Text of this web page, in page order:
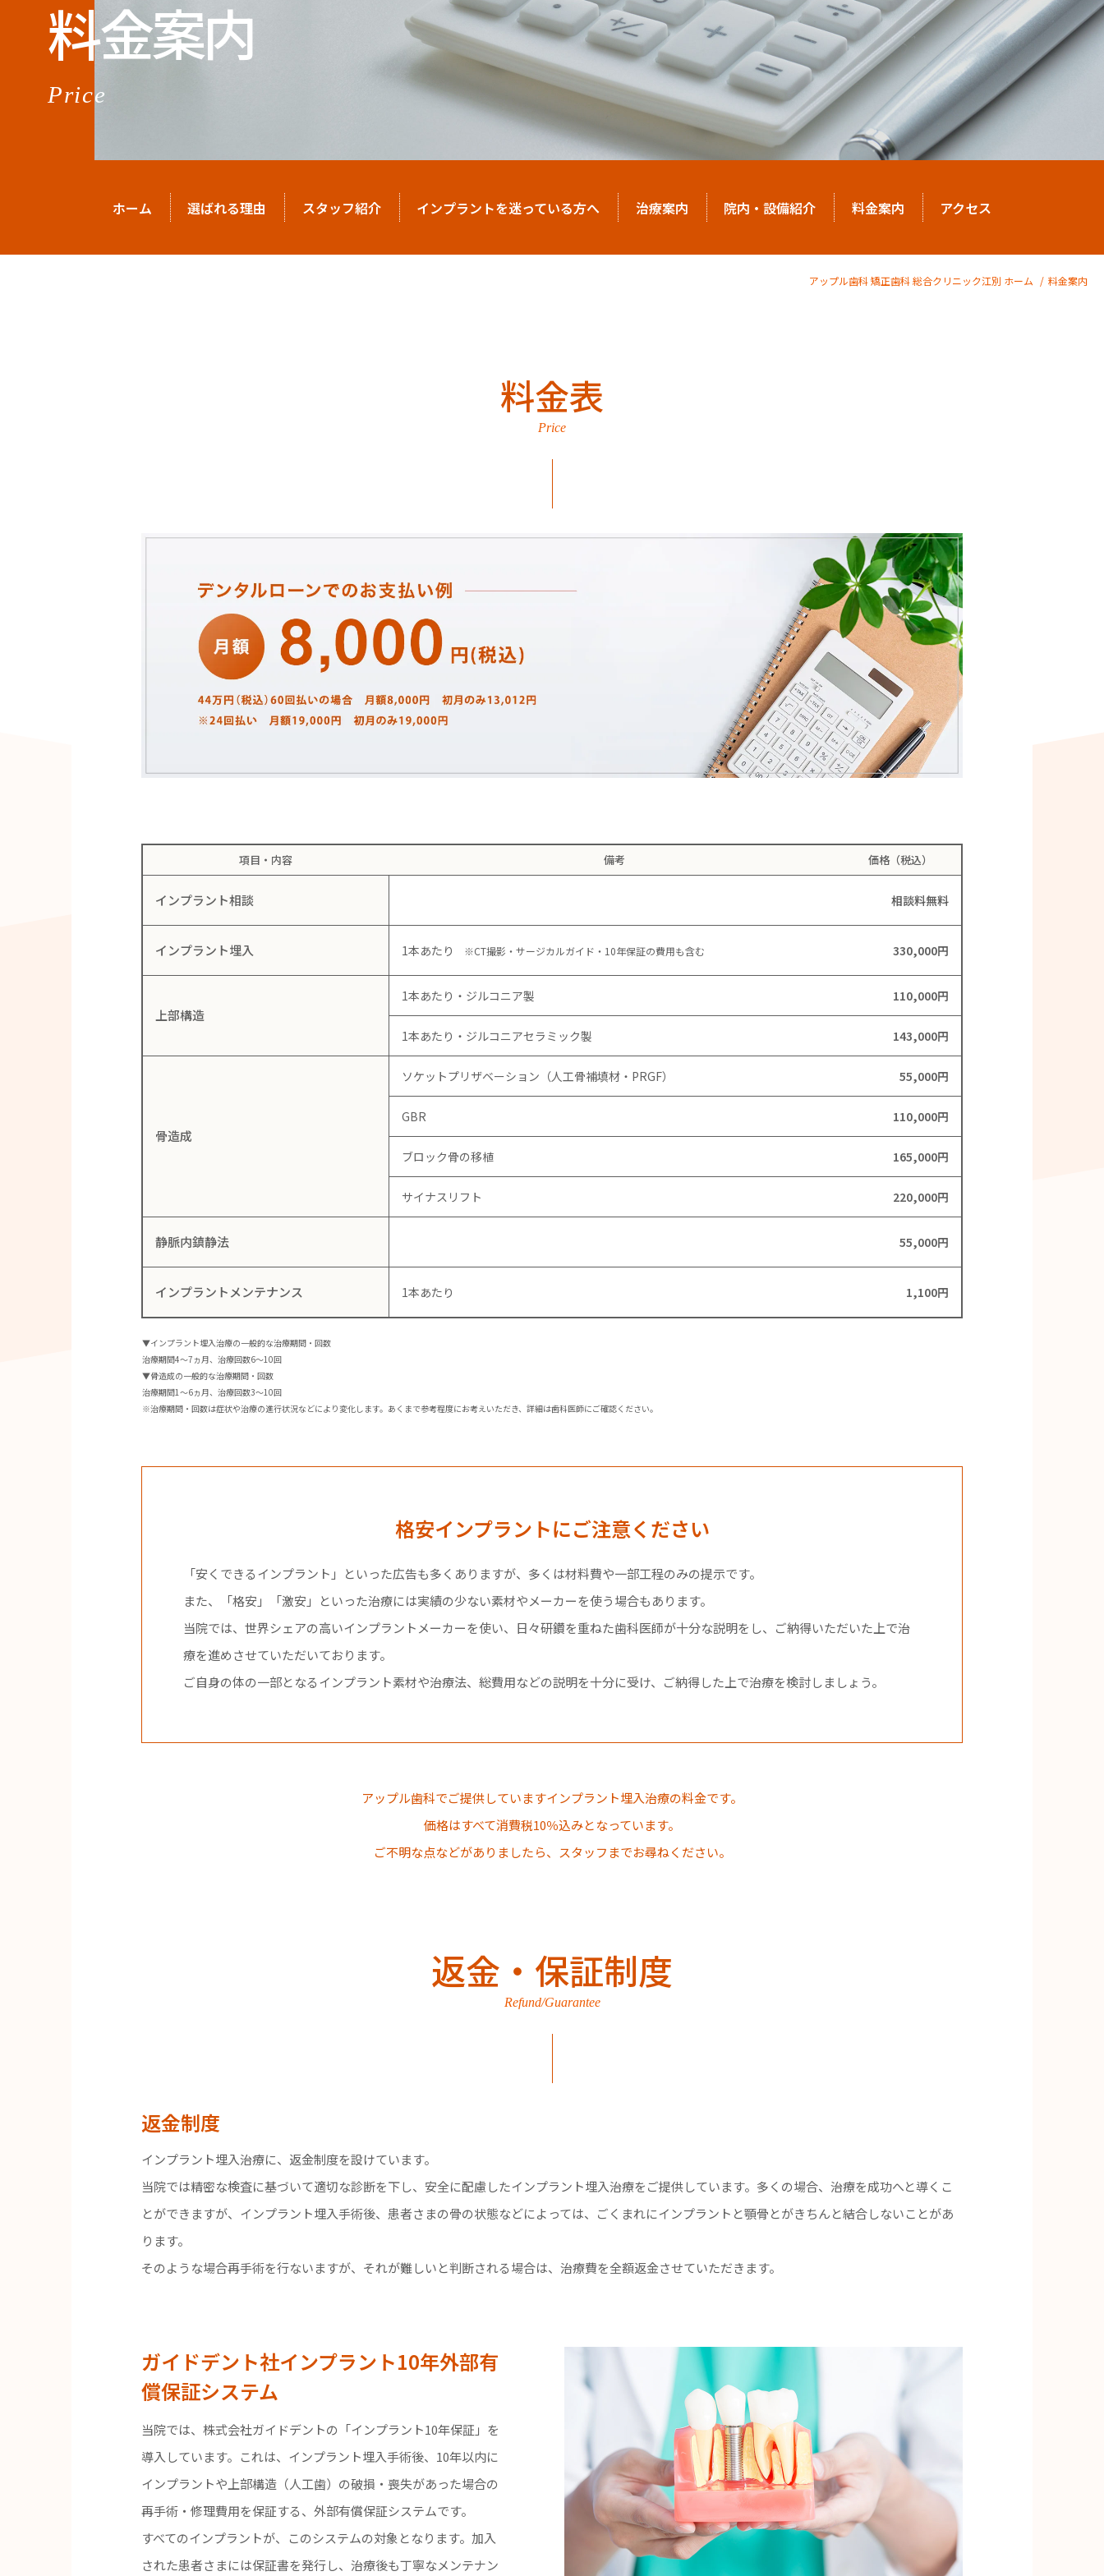
料金案内
Price
ホーム 選ばれる理由 スタッフ紹介 インプラントを迷っている方へ 治療案内 院内・設備紹介 料金案内 アクセス
アップル歯科 矯正歯科 総合クリニック江別 ホーム 料金案内
料金表
Price
項目・内容 備考 価格（税込）
インプラント相談 相談料無料
インプラント埋入 1本あたり ※CT撮影・サージカルガイド・10年保証の費用も含む 330,000円
上部構造
1本あたり・ジルコニア製 110,000円
1本あたり・ジルコニアセラミック製 143,000円
骨造成
ソケットプリザベーション（人工骨補填材・PRGF） 55,000円
GBR 110,000円
ブロック骨の移植 165,000円
サイナスリフト 220,000円
静脈内鎮静法 55,000円
インプラント メンテナンス 1本あたり 1,100円
▼インプラント埋入治療の一般的な治療期間・回数
治療期間4～7ヵ月、治療回数6～10回
▼骨造成の一般的な治療期間・回数
治療期間1～6ヵ月、治療回数3～10回
※治療期間・回数は症状や治療の進行状況などにより変化します。あくまで参考程度にお考えいただき、詳細は歯科医師にご確認ください。
格安インプラントにご注意ください
「安くできるインプラント」といった広告も多くありますが、多くは材料費や一部工程のみの提示です。
また、「格安」「激安」といった治療には実績の少ない素材やメーカーを使う場合もあります。
当院では、世界シェアの高いインプラントメーカーを使い、日々研鑽を重ねた歯科医師が十分な説明をし、ご納得いただいた上で治
療を進めさせていただいております。
ご自身の体の一部となるインプラント素材や治療法、総費用などの説明を十分に受け、ご納得した上で治療を検討しましょう。
アップル歯科でご提供していますインプラント埋入治療の料金です。
価格はすべて消費税10％込みとなっています。
ご不明な点などがありましたら、スタッフまでお尋ねください。
返金・保証制度
Refund/Guarantee
返金制度
インプラント埋入治療に、返金制度を設けています。
当院では精密な検査に基づいて適切な診断を下し、安全に配慮したインプラント埋入治療をご提供しています。多くの場合、治療を成功へと導くこ
とができますが、インプラント埋入手術後、患者さまの骨の状態などによっては、ごくまれにインプラントと顎骨とがきちんと結合しないことがあ
ります。
そのような場合再手術を行ないますが、それが難しいと判断される場合は、治療費を全額返金させていただきます。
ガイドデント社インプラント10年外部有
償保証システム
当院では、株式会社ガイドデントの「インプラント10年保証」を
導入しています。これは、インプラント埋入手術後、10年以内に
インプラントや上部構造（人工歯）の破損・喪失があった場合の
再手術・修理費用を保証する、外部有償保証システムです。
すべてのインプラントが、このシステムの対象となります。加入
された患者さまには保証書を発行し、治療後も丁寧なメンテナン